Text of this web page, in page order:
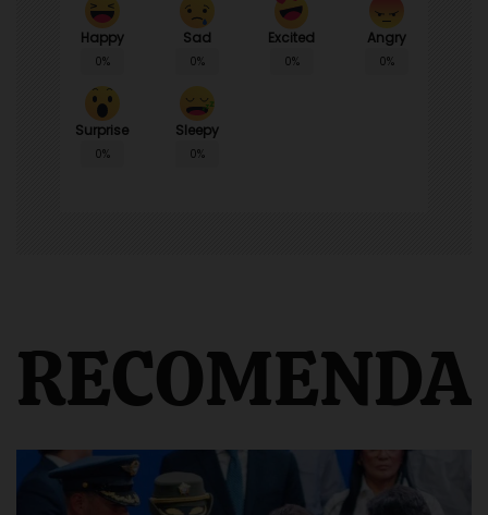
Happy
0%
Sad
0%
Excited
0%
Angry
0%
Surprise
0%
Sleepy
0%